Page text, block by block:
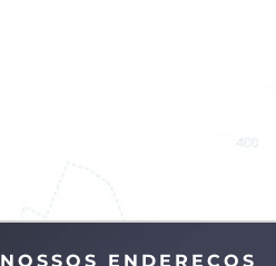
NOSSOS ENDEREÇOS